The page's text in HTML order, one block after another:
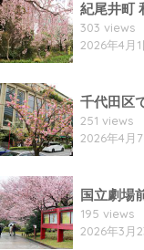
紀尾井町
303 views
2026年4月1
千代田区
251 views
2026年4月7
国立劇場
195 views
2026年3月